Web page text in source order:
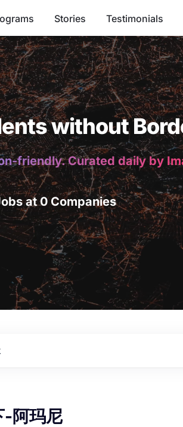
Stories Testimonials
without
friendly. Curated daily by
at 0 Companies
-阿玛尼